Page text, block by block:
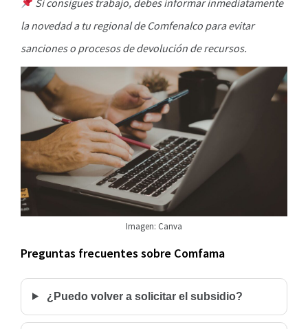
Si consigues trabajo, debes informar inmediatamente
la novedad a tu regional de Comfenalco para evitar
sanciones o procesos de devolución de recursos.
Imagen: Canva
Preguntas frecuentes sobre Comfama
¿Puedo volver a solicitar el subsidio?